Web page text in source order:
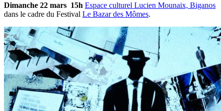
Dimanche 22 mars 15h Espace culturel Lucien Mounaix, Biganos
dans le cadre du Festival Le Bazar des Mômes.